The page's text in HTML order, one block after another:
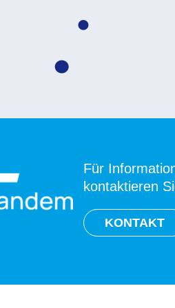
Für
kontaktieren
KONTAKT